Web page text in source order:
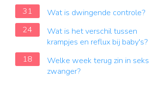
31
Wat is dwingende controle?
24
Wat is het verschil tussen
krampjes en reflux bij baby's?
18
Welke week terug zin in seks
zwanger?